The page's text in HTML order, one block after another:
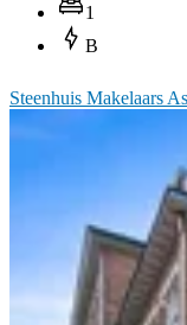
1
B
Steenhuis Makelaars